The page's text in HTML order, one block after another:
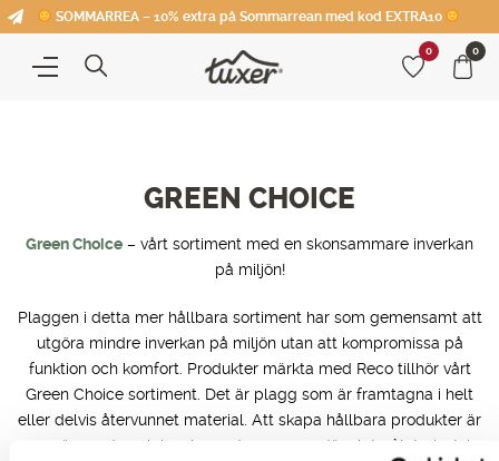
SOMMARREA – 10% extra på Sommarrean med kod EXTRA10
0 0
GREEN CHOICE
Green Choice – vårt sortiment med en skonsammare inverkan
på miljön!
Plaggen i detta mer hållbara sortiment har som gemensamt att
utgöra mindre inverkan på miljön utan att kompromissa på
funktion och komfort. Produkter märkta med Reco tillhör vårt
Green Choice sortiment. Det är plagg som är framtagna i helt
eller delvis återvunnet material. Att skapa hållbara produkter är
en spännande och inspirerande process, där slutmålet givetvis